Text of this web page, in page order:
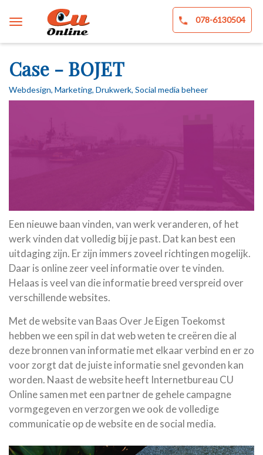
078-6130504
Case - BOJET
Webdesign, Marketing, Drukwerk, Social media beheer
Een nieuwe baan vinden, van werk veranderen, of het
werk vinden dat volledig bij je past. Dat kan best een
uitdaging zijn. Er zijn immers zoveel richtingen mogelijk.
Daar is online zeer veel informatie over te vinden.
Helaas is veel van die informatie breed verspreid over
verschillende websites.
Met de website van Baas Over Je Eigen Toekomst
hebben we een spil in dat web weten te creëren die al
deze bronnen van informatie met elkaar verbind en er zo
voor zorgt dat de juiste informatie snel gevonden kan
worden. Naast de website heeft Internetbureau CU
Online samen met een partner de gehele campagne
vormgegeven en verzorgen we ook de volledige
communicatie op de website en de social media.